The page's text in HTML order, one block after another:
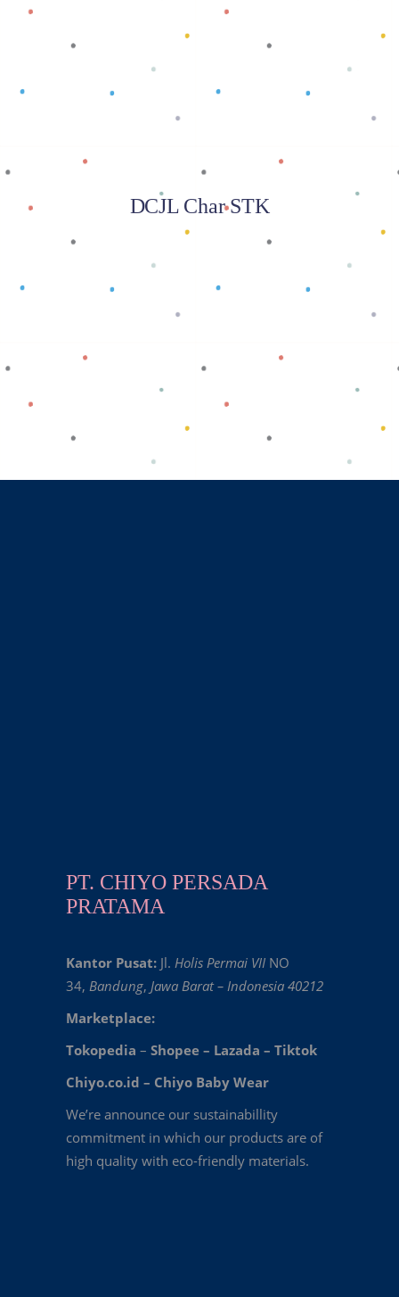
Baca selengkapnya
DCJL Char STK
PT. CHIYO PERSADA
PRATAMA
Kantor Pusat: Jl. Holis Permai VII NO
34, Bandung, Jawa Barat – Indonesia 40212
Marketplace:
Tokopedia – Shopee – Lazada – Tiktok
Chiyo.co.id – Chiyo Baby Wear
We’re announce our sustainabillity
commitment in which our products are of
high quality with eco-friendly materials.